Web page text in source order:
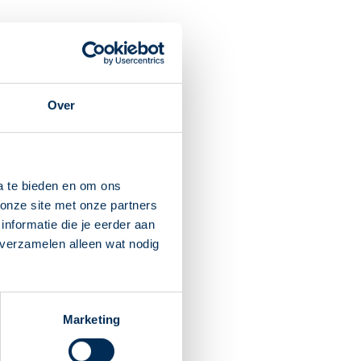
Over
te bieden en om ons
site met onze partners
die je eerder aan
alleen wat nodig
Marketing
hoe het moet. Of bekijk
u last? Raadpleeg dan
in het bloed.